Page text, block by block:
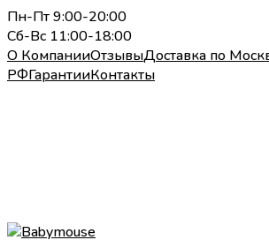
Пн-Пт 9:00-20:00
Сб-Вс 11:00-18:00
О КомпанииОтзывыДоставка по
РФГарантииКонтакты